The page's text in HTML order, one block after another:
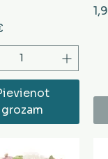
grozam